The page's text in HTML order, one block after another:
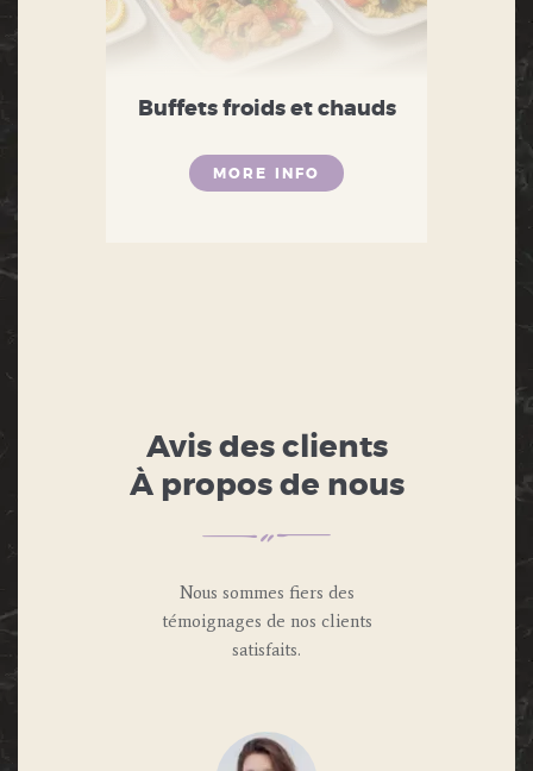
Buffets froids et chauds
MORE INFO
Avis des clients
À propos de nous
Nous sommes fiers des
témoignages de nos clients
satisfaits.